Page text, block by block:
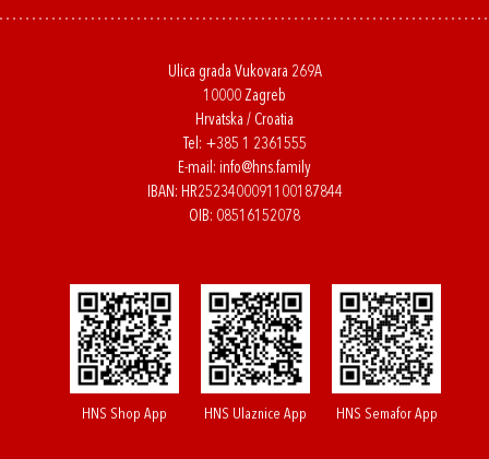
Ulica grada Vukovara 269A
10000 Zagreb
Hrvatska / Croatia
Tel: +385 1 2361555
E-mail: info@hns.family
IBAN: HR2523400091100187844
OIB: 08516152078
HNS Shop App HNS Ulaznice App HNS Semafor App